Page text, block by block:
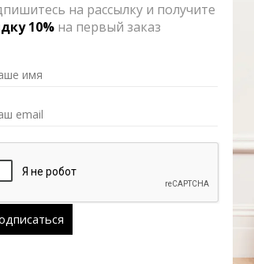
на рассылку и получите
10%на первый заказ